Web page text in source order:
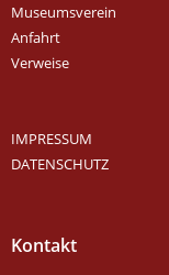
Museumsverein
Anfahrt
Verweise
IMPRESSUM
DATENSCHUTZ
Kontakt